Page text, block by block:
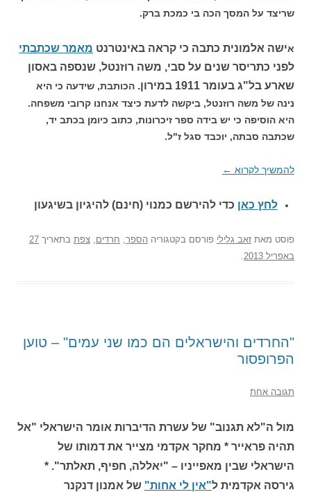
שריצד על המסך הכה בי כמכת ברק.
אישה אלמונית כתבה כי קראה באינטרנט מאמר שכתבתי
לפני כתריסר שנים על סבי, משה רוזנטל, שנספה באסון
שארע בל"ג בעומר 1911 במירון.
הכותבת, שידעה כי היא
נינה של משה רוזנטל, ביקשה לדעת כיצד אנחנו קרובי משפחה.
היא הוסיפה כי יש בידה ספר זיכרונות, כתוב כיומן בכתב יד,
שכתבה סבתה, יוכבד סגל ז"ל.
להמשיך לקרוא ←
לחץ כאן כדי להירשם כמנוי (חינם) להיגיון בשיגעון
פוסט מאת זאב גלילי פורסם בקטגוריה הספר, חרדים, צפת בתאריך 27
באפריל 2013
.
"החרדים והישראלים הם כמו שני עמים" – טוען
הפרופסור
תגובה אחת
מול ה"לא תגנוב" של עשרת הדיברות אומר הישראלי "אל
תהיה פראייר * מחקר אקדמי מצייר את דמותו של
הישראלי שבין מאפייניו – "יאללה, חפיף, תאלתר". *
גירסה אקדמית ל"אין לי אחות" של אמנון דנקנר